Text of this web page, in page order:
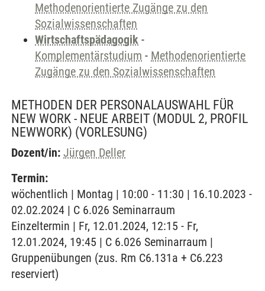
Methodenorientierte Zugänge zu den
Sozialwissenschaften
Wirtschaftspädagogik -
Komplementärstudium - Methodenorientierte
Zugänge zu den Sozialwissenschaften
METHODEN DER PERSONALAUSWAHL FÜR
NEW WORK - NEUE ARBEIT (MODUL 2, PROFIL
NEWWORK) (VORLESUNG)
Dozent/in: Jürgen Deller
Termin:
wöchentlich | Montag | 10:00 - 11:30 | 16.10.2023 -
02.02.2024 | C 6.026 Seminarraum
Einzeltermin | Fr, 12.01.2024, 12:15 - Fr,
12.01.2024, 19:45 | C 6.026 Seminarraum |
Gruppenübungen (zus. Rm C6.131a + C6.223
reserviert)